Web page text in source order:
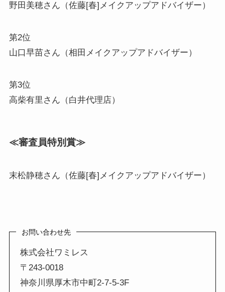
野田美穂さん（佐藤[春]メイクアップアドバイザー）
第2位
山口早苗さん（相田メイクアップアドバイザー）
第3位
高柴有里さん（白井代理店）
≪審査員特別賞≫
末松静穂さん（佐藤[春]メイクアップアドバイザー）
お問い合わせ先
株式会社ワミレス
〒243-0018
神奈川県厚木市中町2-7-5-3F